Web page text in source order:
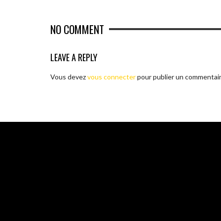
NO COMMENT
LEAVE A REPLY
Vous devezvous connecterpour publier un